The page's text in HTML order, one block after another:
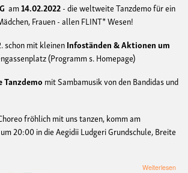
am14.02.2022- die weltweite Tanzdemo für ein
Frauen - allen FLINT* Wesen!
schon mit kleinenInfoständen & Aktionen um
(Programm s. Homepage)
mit Sambamusik von den Bandidas und
fröhlich mit uns tanzen, komm am
20:00 in die Aegidii Ludgeri Grundschule, Breite
Weiterlesen